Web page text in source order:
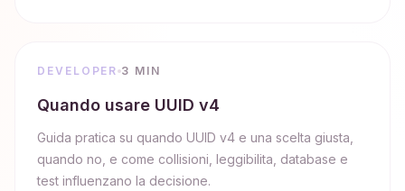
DEVELOPER 3 MIN
Quando usare UUID v4
Guida pratica su quando UUID v4 e una scelta giusta,
quando no, e come collisioni, leggibilita, database e
test influenzano la decisione.